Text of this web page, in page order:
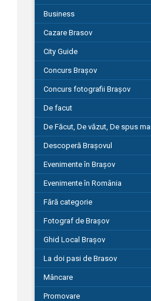
Business
Cazare Brasov
City Guide
Concurs Brașov
Concurs fotografii Brașov
De facut
De Făcut, De văzut, De spus
Descoperă Brașovul
Evenimente în Brașov
Evenimente în România
Fără categorie
Fotograf de Brașov
Ghid Local Brașov
La doi pasi de Brasov
Mâncare
Promovare